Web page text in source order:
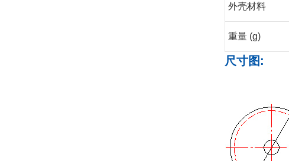
外壳材料
重量 (g)
尺寸图: